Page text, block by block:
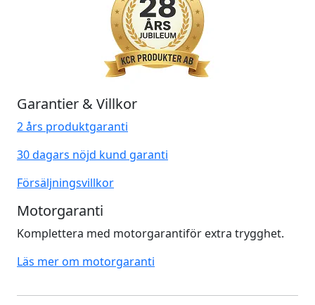
Garantier & Villkor
2 års produktgaranti
30 dagars nöjd kund garanti
Försäljningsvillkor
Motorgaranti
Komplettera med motorgarantiför extra trygghet.
Läs mer om motorgaranti